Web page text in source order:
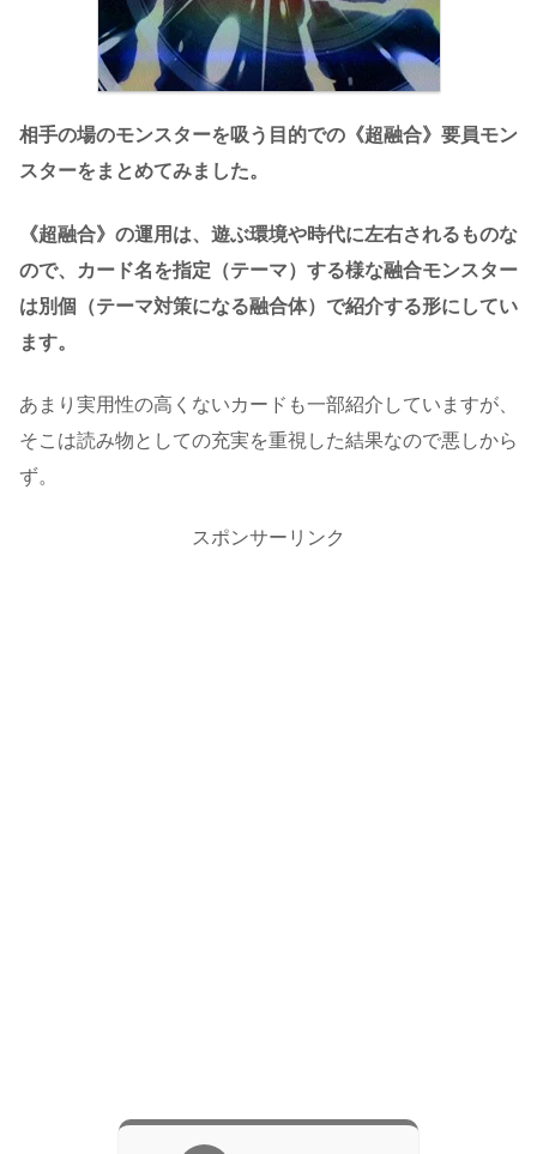
相手の場のモンスターを吸う目的での《超融合》要員モン
スターをまとめてみました。
《超融合》の運用は、遊ぶ環境や時代に左右されるものな
ので、カード名を指定（テーマ）する様な融合モンスター
は別個（テーマ対策になる融合体）で紹介する形にしてい
ます。
あまり実用性の高くないカードも一部紹介していますが、
そこは読み物としての充実を重視した結果なので悪しから
ず。
スポンサーリンク